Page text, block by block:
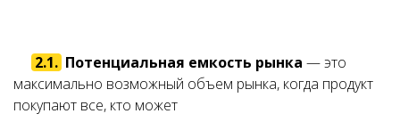
2.1. Потенциальная емкость рынка — это
максимально возможный объем рынка, когда продукт
покупают все, кто может